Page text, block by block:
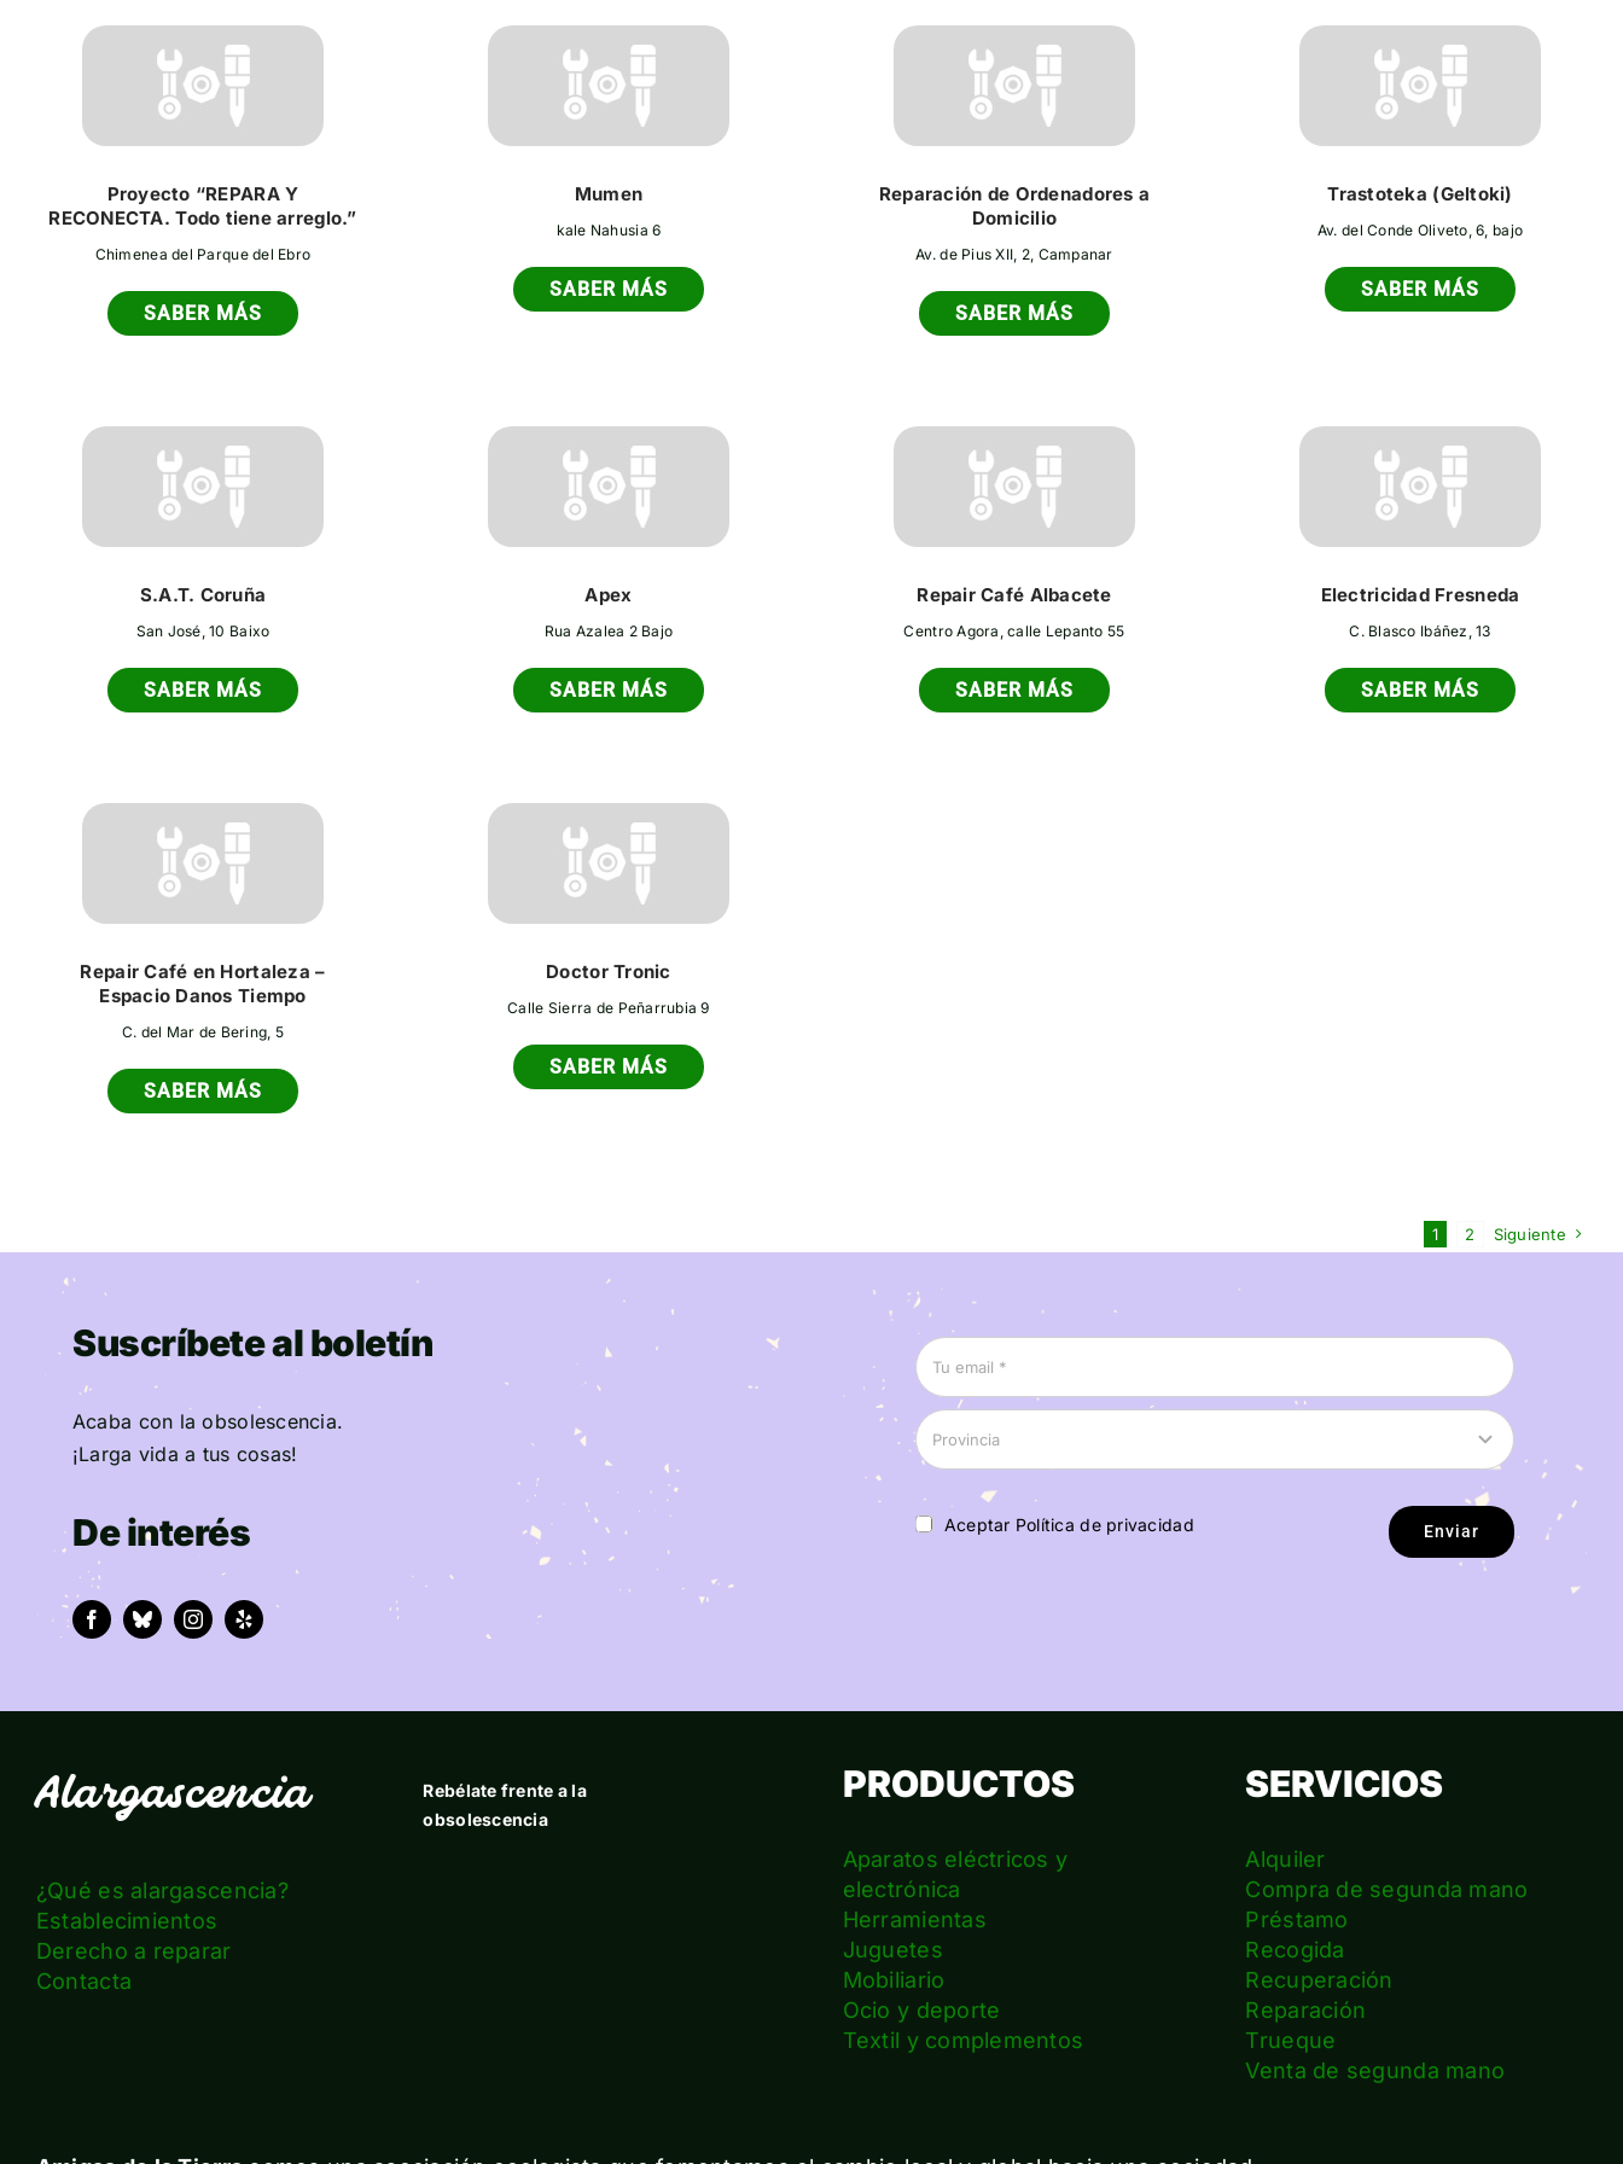
Proyecto “REPARA Y
RECONECTA. Todo tiene arreglo.”
Chimenea del Parque del Ebro
SABER MÁS
Mumen
kale Nahusia 6
SABER MÁS
Reparación de Ordenadores a
Domicilio
Av. de Pius XII, 2, Campanar
SABER MÁS
Trastoteka (Geltoki)
Av. del Conde Oliveto, 6, bajo
SABER MÁS
S.A.T. Coruña
San José, 10 Baixo
SABER MÁS
Apex
Rua Azalea 2 Bajo
SABER MÁS
Repair Café Albacete
Centro Agora, calle Lepanto 55
SABER MÁS
Electricidad Fresneda
C. Blasco Ibáñez, 13
SABER MÁS
Repair Café en Hortaleza –
Espacio Danos Tiempo
C. del Mar de Bering, 5
SABER MÁS
Doctor Tronic
Calle Sierra de Peñarrubia 9
SABER MÁS
1 2 Siguiente
Suscríbete al boletín
Acaba con la obsolescencia.
¡Larga vida a tus cosas!
De interés Aceptar Política de privacidad Enviar
Alargascencia
Rebélate frente a la
obsolescencia
¿Qué es alargascencia?
Establecimientos
Derecho a reparar
Contacta
PRODUCTOS
Aparatos eléctricos y
electrónica
Herramientas
Juguetes
Mobiliario
Ocio y deporte
Textil y complementos
SERVICIOS
Alquiler
Compra de segunda mano
Préstamo
Recogida
Recuperación
Reparación
Trueque
Venta de segunda mano